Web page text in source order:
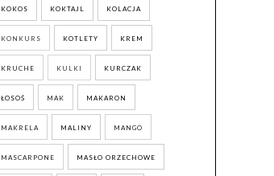
KOKOS KOKTAJL KOLACJA
KONKURS KOTLETY KREM
KRUCHE KULKI KURCZAK
ŁOSOŚ MAK MAKARON
MAKRELA MALINY MANGO
MASCARPONE MASŁO ORZECHOWE